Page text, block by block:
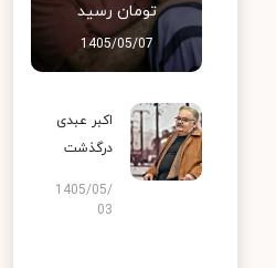
تومان رسید
1405/05/07
اکبر عبدی
درگذشت
1405/05/
03